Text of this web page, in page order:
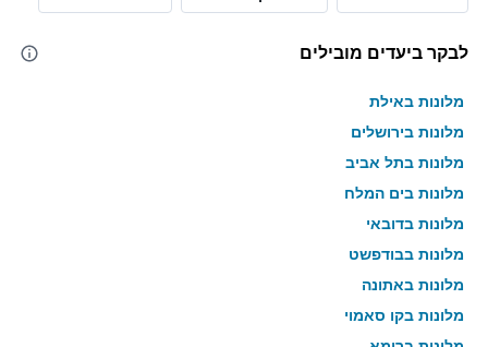
לבקר ביעדים מובילים
מלונות באילת
מלונות בירושלים
מלונות בתל אביב
מלונות בים המלח
מלונות בדובאי
מלונות בבודפשט
מלונות באתונה
מלונות בקו סאמוי